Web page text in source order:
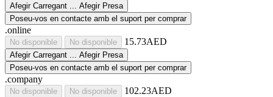
Afegir Carregant ... Afegir Presa
Poseu-vos en contacte amb el suport per comprar
.online
No disponible No disponible 15.73AED
Afegir Carregant ... Afegir Presa
Poseu-vos en contacte amb el suport per comprar
.company
No disponible No disponible 102.23AED